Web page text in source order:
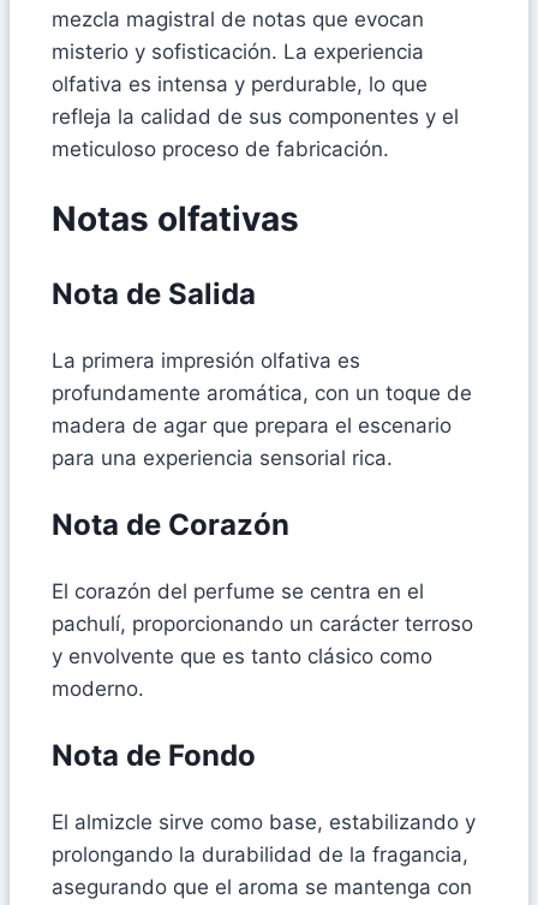
mezcla magistral de notas que evocan
misterio y sofisticación. La experiencia
olfativa es intensa y perdurable, lo que
refleja la calidad de sus componentes y el
meticuloso proceso de fabricación.
Notas olfativas
Nota de Salida
La primera impresión olfativa es
profundamente aromática, con un toque de
madera de agar que prepara el escenario
para una experiencia sensorial rica.
Nota de Corazón
El corazón del perfume se centra en el
pachulí, proporcionando un carácter terroso
y envolvente que es tanto clásico como
moderno.
Nota de Fondo
El almizcle sirve como base, estabilizando y
prolongando la durabilidad de la fragancia,
asegurando que el aroma se mantenga con